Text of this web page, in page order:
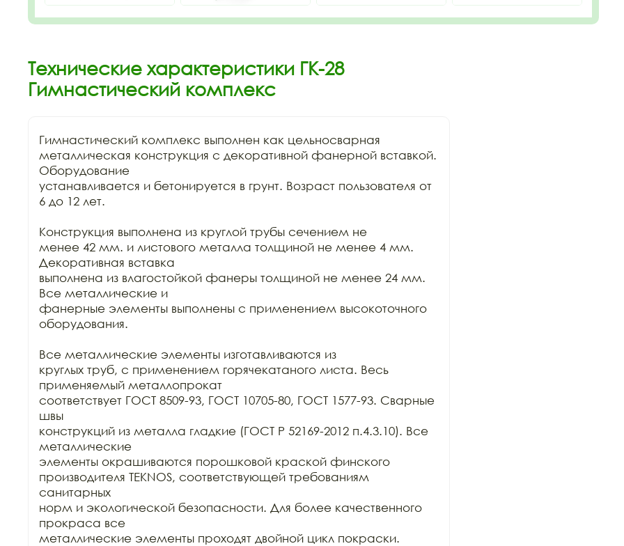
Технические характеристики ГК-28
Гимнастический комплекс
Гимнастический комплекс выполнен как цельносварная
металлическая конструкция с декоративной фанерной вставкой.
Оборудование
устанавливается и бетонируется в грунт. Возраст пользователя от
6 до 12 лет.
Конструкция выполнена из круглой трубы сечением не
менее 42 мм. и листового металла толщиной не менее 4 мм.
Декоративная вставка
выполнена из влагостойкой фанеры толщиной не менее 24 мм.
Все металлические и
фанерные элементы выполнены с применением высокоточного
оборудования.
Все металлические элементы изготавливаются из
круглых труб, с применением горячекатаного листа. Весь
применяемый металлопрокат
соответствует ГОСТ 8509-93, ГОСТ 10705-80, ГОСТ 1577-93. Сварные
швы
конструкций из металла гладкие (ГОСТ Р 52169-2012 п.4.3.10). Все
металлические
элементы окрашиваются порошковой краской финского
производителя TEKNOS, соответствующей требованиям
санитарных
норм и экологической безопасности. Для более качественного
прокраса все
металлические элементы проходят двойной цикл покраски.